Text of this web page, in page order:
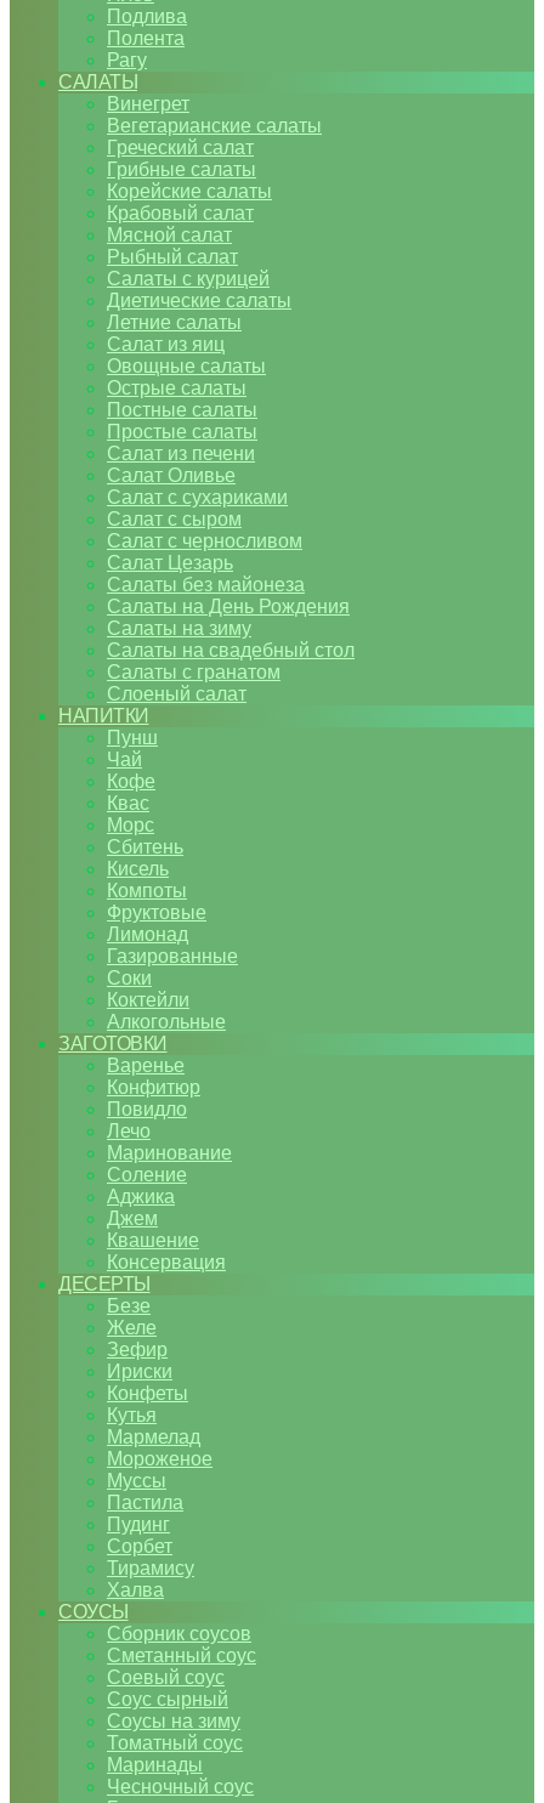
Подлива
Полента
Рагу
САЛАТЫ
Винегрет
Вегетарианские салаты
Греческий салат
Грибные салаты
Корейские салаты
Крабовый салат
Мясной салат
Рыбный салат
Салаты с курицей
Диетические салаты
Летние салаты
Салат из яиц
Овощные салаты
Острые салаты
Постные салаты
Простые салаты
Салат из печени
Салат Оливье
Салат с сухариками
Салат с сыром
Салат с черносливом
Салат Цезарь
Салаты без майонеза
Салаты на День Рождения
Салаты на зиму
Салаты на свадебный стол
Салаты с гранатом
Слоеный салат
НАПИТКИ
Пунш
Чай
Кофе
Квас
Морс
Сбитень
Кисель
Компоты
Фруктовые
Лимонад
Газированные
Соки
Коктейли
Алкогольные
ЗАГОТОВКИ
Варенье
Конфитюр
Повидло
Лечо
Маринование
Соление
Аджика
Джем
Квашение
Консервация
ДЕСЕРТЫ
Безе
Желе
Зефир
Ириски
Конфеты
Кутья
Мармелад
Мороженое
Муссы
Пастила
Пудинг
Сорбет
Тирамису
Халва
СОУСЫ
Сборник соусов
Сметанный соус
Соевый соус
Соус сырный
Соусы на зиму
Томатный соус
Маринады
Чесночный соус